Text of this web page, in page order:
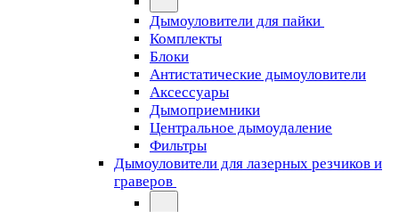
Дымоуловители для пайки
Комплекты
Блоки
Антистатические дымоуловители
Аксессуары
Дымоприемники
Центральное дымоудаление
Фильтры
Дымоуловители для лазерных резчиков и
граверов